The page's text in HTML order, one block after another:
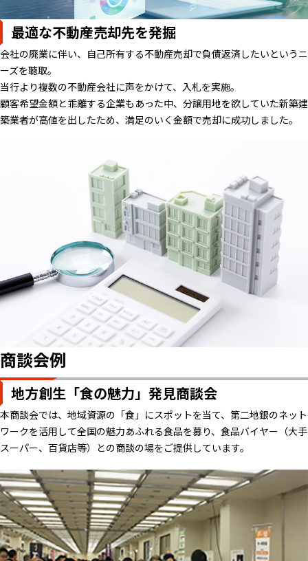
最適な不動産売却先を発掘
会社の廃業に伴い、自己所有する不動産売却で負債返済したいというニ
ーズを聴取。
当行より複数の不動産会社に声をかけて、入札を実施。
顧客希望金額と乖離する企業もあった中、分譲用地を欲していた新築建
築業者が高値を出したため、満足のいく金額で売却に成功しました。
商談会例
地方創生「食の魅力」発見商談会
本商談会では、地域資源の「食」にスポットを当て、第二地銀のネット
ワークを活用して全国の魅力あふれる食品を募り、食品バイヤー（大手
スーパー、百貨店等）との商談の場をご提供しています。